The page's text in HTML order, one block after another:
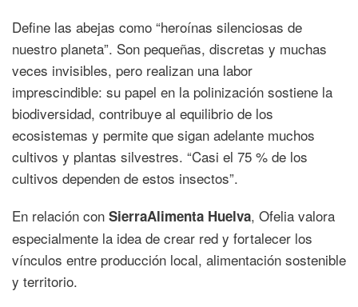
Define las abejas como “heroínas silenciosas de
nuestro planeta”. Son pequeñas, discretas y muchas
veces invisibles, pero realizan una labor
imprescindible: su papel en la polinización sostiene la
biodiversidad, contribuye al equilibrio de los
ecosistemas y permite que sigan adelante muchos
cultivos y plantas silvestres. “Casi el 75 % de los
cultivos dependen de estos insectos”.
En relación con SierraAlimenta Huelva, Ofelia valora
especialmente la idea de crear red y fortalecer los
vínculos entre producción local, alimentación sostenible
y territorio.